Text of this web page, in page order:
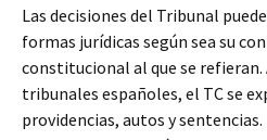
Las decisiones del Tribunal
formas jurídicas según sea su
constitucional al que se refieran.
tribunales españoles, el TC se
providencias, autos y